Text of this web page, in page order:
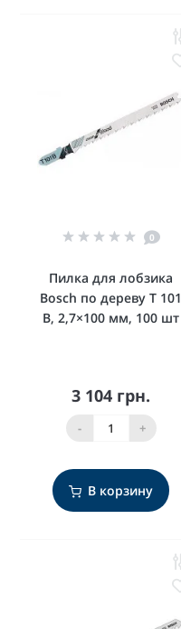
0
Пилка для лобзика
Bosch по дереву T 101
B, 2,7×100 мм, 100 шт
3 104 грн.
- +
В корзину